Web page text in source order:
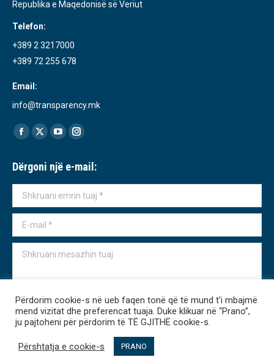
Republika e Maqedonisë së Veriut
Telefon:
+389 2 3217000
+389 72 255 678
Email:
info@transparency.mk
Find us on:
Facebook
opens
in
X
opens
in
YouTube
opens
in
Instagram
opens
in
Dërgoni një e-mail:
Shkruani emrin tuaj *
E-mail *
Shkruani mesazhin tuaj
Dërgo
Përdorim cookie-s në ueb faqen tonë që të mund t’i mbajmë
mend vizitat dhe preferencat tuaja. Duke klikuar në “Prano”,
ju pajtoheni për përdorim të TË GJITHË cookie-s.
Përshtatja e cookie-s PRANO